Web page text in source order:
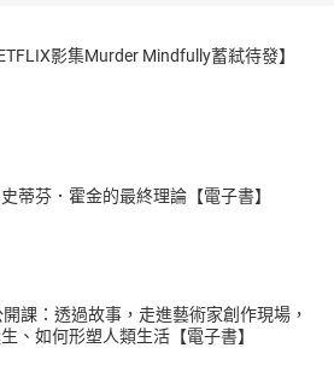
，讓未來的你說謝謝~
書俱樂部、藝術饗宴、文化之窗、全球
物傳記、休閒小站、探索科學與體育運
出的文字帶領學生吸收新知、了解天下
合在地文化，介紹寶島的民俗風情、美
、介紹最夯潮流單字的生活字彙王、傳
燒話題。
影集Murder Mindfully蓄弒待發】
蒂芬．霍金的最終理論【電子書】
課：透過故事，走進藝術家創作現場，
、如何形塑人類生活【電子書】